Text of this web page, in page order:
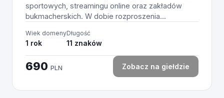
sportowych, streamingu online oraz zakładów
bukmacherskich. W dobie rozproszenia...
Wiek domeny
1 rok
Długość
11 znaków
690 PLN Zobacz na giełdzie